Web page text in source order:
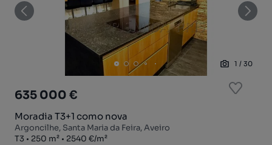
1 / 30
635 000 €
Moradia T3+1 como nova
Argoncilhe, Santa Maria da Feira, Aveiro
Tipologia
T3
Zona250 m²
Preço por metro quadrado
2540 €/m²